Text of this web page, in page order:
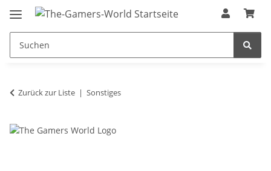
Zurück zur Liste Sonstiges